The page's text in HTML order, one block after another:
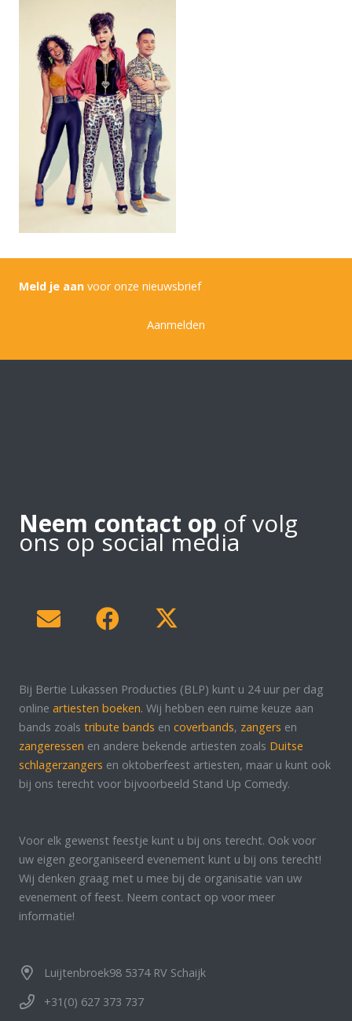
Meld je aan voor onze nieuwsbrief
Aanmelden
Neem contact op of volg
ons op social media
Bij Bertie Lukassen Producties (BLP) kunt u 24 uur per dag
online artiesten boeken. Wij hebben een ruime keuze aan
bands zoals tribute bands en coverbands, zangers en
zangeressen en andere bekende artiesten zoals Duitse
schlagerzangers en oktoberfeest artiesten, maar u kunt ook
bij ons terecht voor bijvoorbeeld Stand Up Comedy.
Voor elk gewenst feestje kunt u bij ons terecht. Ook voor
uw eigen georganiseerd evenement kunt u bij ons terecht!
Wij denken graag met u mee bij de organisatie van uw
evenement of feest. Neem contact op voor meer
informatie!
Luijtenbroek98 5374 RV Schaijk
+31(0) 627 373 737